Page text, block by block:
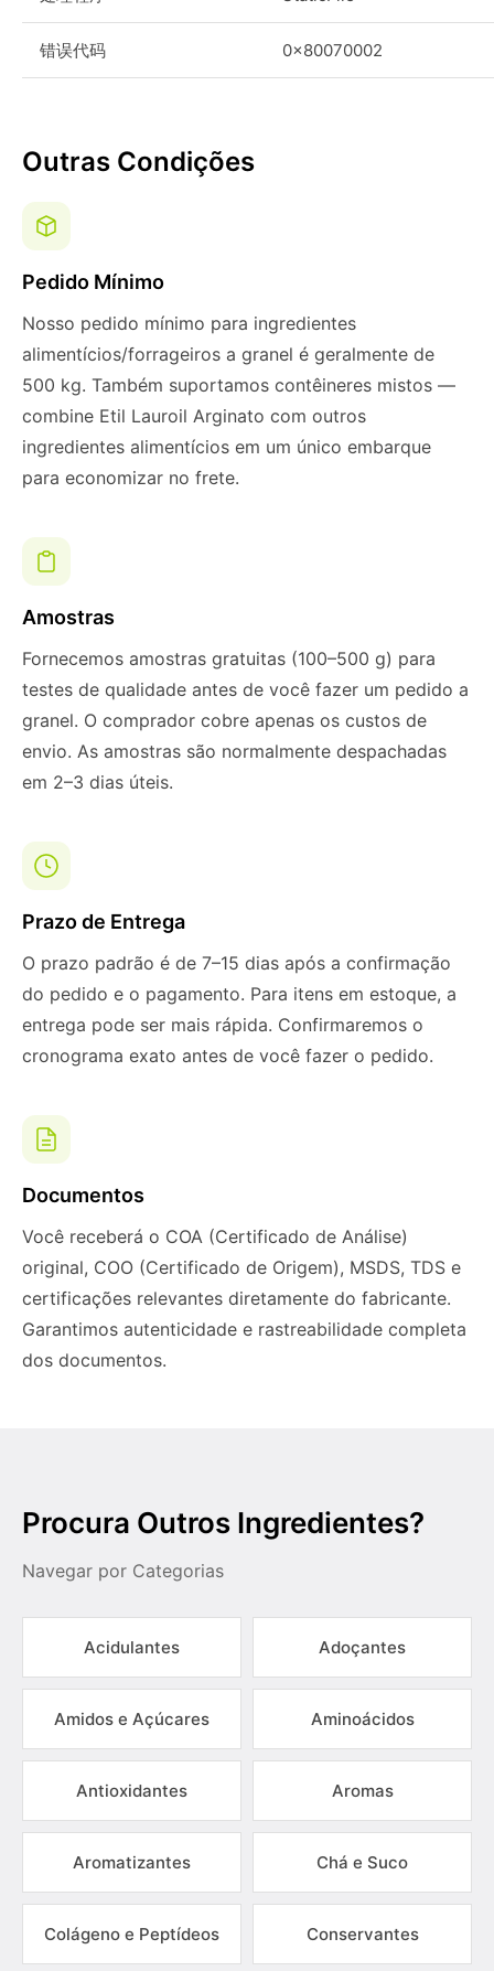
错误代码 0x80070002
Outras Condições
Pedido Mínimo
Nosso pedido mínimo para ingredientes
alimentícios/forrageiros a granel é geralmente de
500 kg. Também suportamos contêineres mistos —
combine Etil Lauroil Arginato com outros
ingredientes alimentícios em um único embarque
para economizar no frete.
Amostras
Fornecemos amostras gratuitas (100–500 g) para
testes de qualidade antes de você fazer um pedido a
granel. O comprador cobre apenas os custos de
envio. As amostras são normalmente despachadas
em 2–3 dias úteis.
Prazo de Entrega
O prazo padrão é de 7–15 dias após a confirmação
do pedido e o pagamento. Para itens em estoque, a
entrega pode ser mais rápida. Confirmaremos o
cronograma exato antes de você fazer o pedido.
Documentos
Você receberá o COA (Certificado de Análise)
original, COO (Certificado de Origem), MSDS, TDS e
certificações relevantes diretamente do fabricante.
Garantimos autenticidade e rastreabilidade completa
dos documentos.
Procura Outros Ingredientes?
Navegar por Categorias
Acidulantes Adoçantes
Amidos e Açúcares Aminoácidos
Antioxidantes Aromas
Aromatizantes Chá e Suco
Colágeno e Peptídeos Conservantes